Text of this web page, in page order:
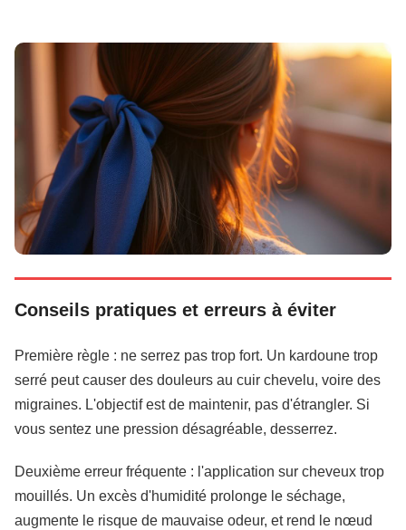
Conseils pratiques et erreurs à éviter
Première règle : ne serrez pas trop fort. Un kardoune trop
serré peut causer des douleurs au cuir chevelu, voire des
migraines. L'objectif est de maintenir, pas d'étrangler. Si
vous sentez une pression désagréable, desserrez.
Deuxième erreur fréquente : l'application sur cheveux trop
mouillés. Un excès d'humidité prolonge le séchage,
augmente le risque de mauvaise odeur, et rend le nœud